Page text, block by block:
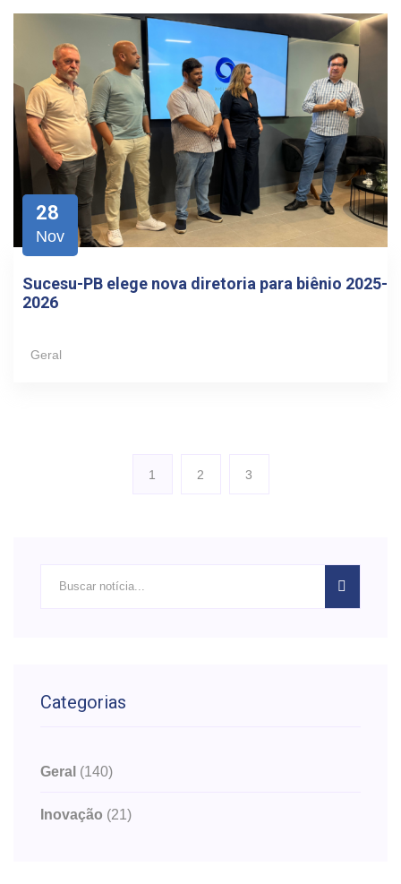
28
Nov
Sucesu-PB elege nova diretoria para biênio 2025-
2026
Geral
1 2 3
Categorias
Geral (140)
Inovação (21)